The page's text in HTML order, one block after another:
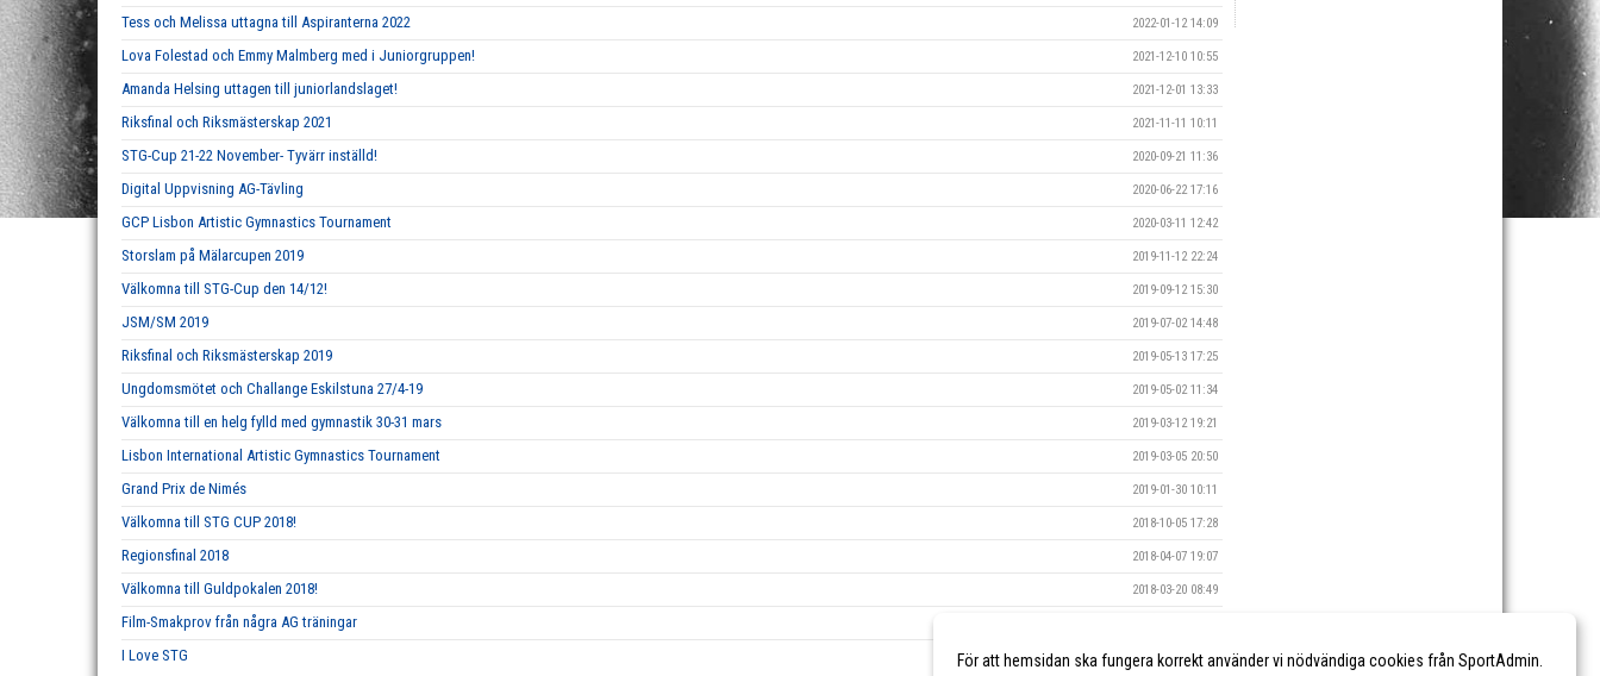
Tess och Melissa uttagna till Aspiranterna 2022 2022-01-12 14:09
Lova Folestad och Emmy Malmberg med i Juniorgruppen! 2021-12-10 10:55
Amanda Helsing uttagen till juniorlandslaget! 2021-12-01 13:33
Riksfinal och Riksmästerskap 2021 2021-11-11 10:11
STG-Cup 21-22 November- Tyvärr inställd! 2020-09-21 11:36
Digital Uppvisning AG-Tävling 2020-06-22 17:16
GCP Lisbon Artistic Gymnastics Tournament 2020-03-11 12:42
Storslam på Mälarcupen 2019 2019-11-12 22:24
Välkomna till STG-Cup den 14/12! 2019-09-12 15:30
JSM/SM 2019 2019-07-02 14:48
Riksfinal och Riksmästerskap 2019 2019-05-13 17:25
Ungdomsmötet och Challange Eskilstuna 27/4-19 2019-05-02 11:34
Välkomna till en helg fylld med gymnastik 30-31 mars 2019-03-12 19:21
Lisbon International Artistic Gymnastics Tournament 2019-03-05 20:50
Grand Prix de Nimés 2019-01-30 10:11
Välkomna till STG CUP 2018! 2018-10-05 17:28
Regionsfinal 2018 2018-04-07 19:07
Välkomna till Guldpokalen 2018! 2018-03-20 08:49
Film-Smakprov från några AG träningar
I Love STG 2018-02-14 08:47
För att hemsidan ska fungera korrekt använder vi nödvändiga cookies från SportAdmin.